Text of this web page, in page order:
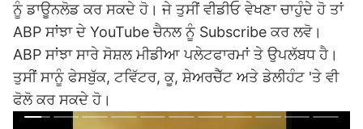
ਨੂੰ ਡਾਊਨਲੋਡ ਕਰ ਸਕਦੇ ਹੋ। ਜੇ ਤੁਸੀਂ ਵੀਡੀਓ ਵੇਖਣਾ ਚਾਹੁੰਦੇ ਹੋ ਤਾਂ
ABP ਸਾਂਝਾ ਦੇ YouTube ਚੈਨਲ ਨੂੰ Subscribe ਕਰ ਲਵੋ।
ABP ਸਾਂਝਾ ਸਾਰੇ ਸੋਸ਼ਲ ਮੀਡੀਆ ਪਲੇਟਫਾਰਮਾਂ ਤੇ ਉਪਲੱਬਧ ਹੈ।
ਤੁਸੀਂ ਸਾਨੂੰ ਫੇਸਬੁੱਕ, ਟਵਿੱਟਰ, ਕੂ, ਸ਼ੇਅਰਚੈੱਟ ਅਤੇ ਡੇਲੀਹੰਟ 'ਤੇ ਵੀ
ਫੋਲੋ ਕਰ ਸਕਦੇ ਹੋ।